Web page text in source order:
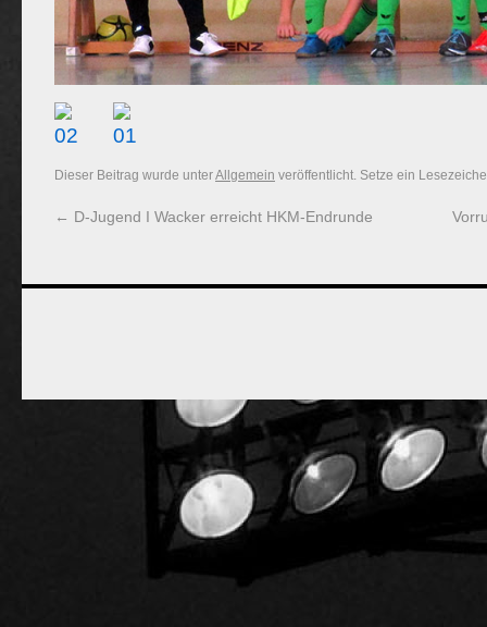
Dieser Beitrag wurde unterAllgemein veröffentlicht. Setze ein
← D-Jugend I Wacker erreicht HKM-Endrunde